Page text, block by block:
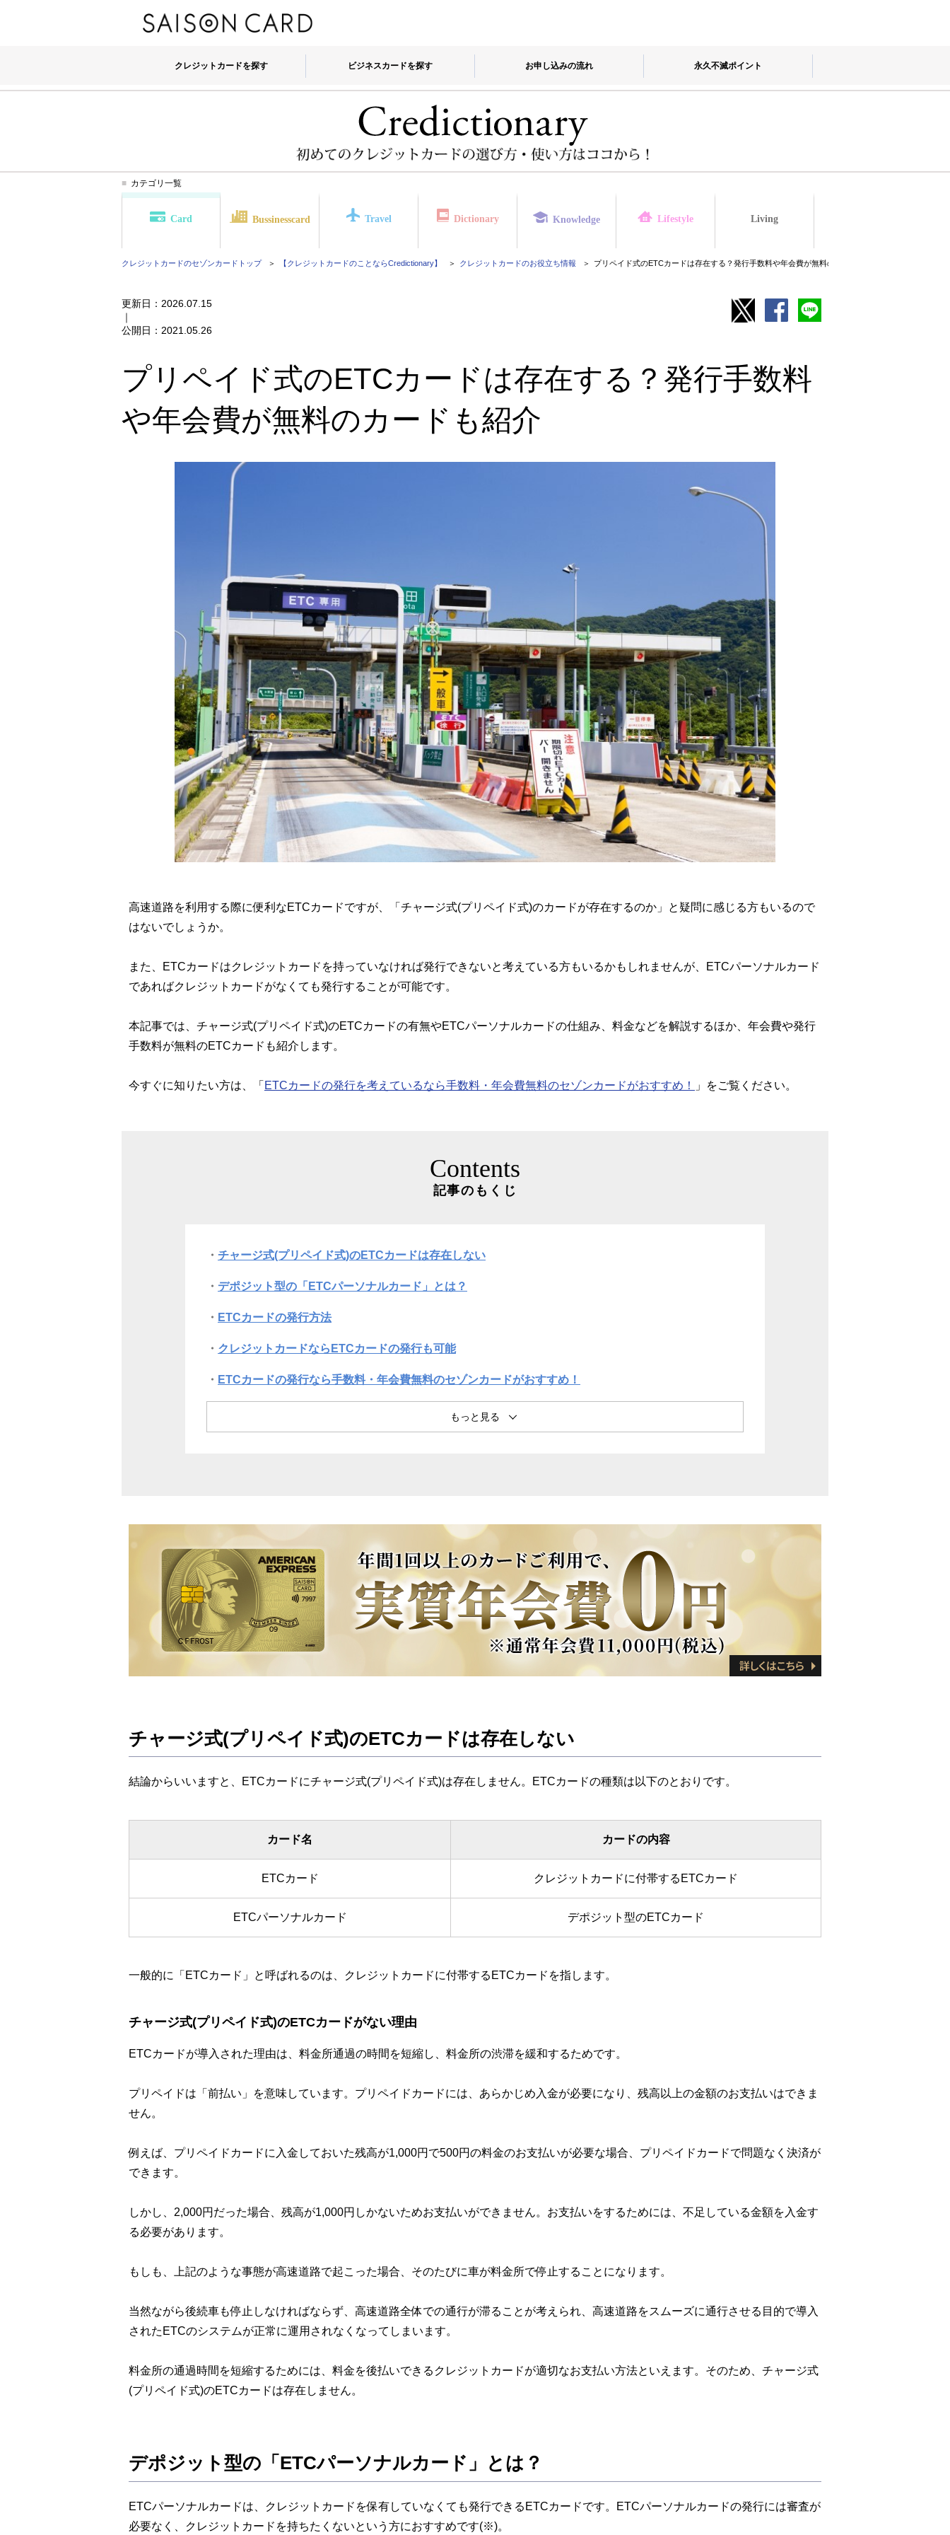
クレジットカードを探す ビジネスカードを探す お申し込みの流れ 永久不滅ポイント
カテゴリ一覧
Card Bussinesscard Travel Dictionary Knowledge Lifestyle Living
クレジットカードのセゾンカード トップ 【クレジットカードのことならCredictionary】 クレジットカードのお役立ち情報 プリペイド式のETCカードは存在する？発行手数料や年会費が無料のカードも紹介
更新日： 2026.07.15
｜
公開日： 2021.05.26
プリペイド式のETCカードは存在する？発行手数料
や年会費が無料のカードも紹介
高速道路を利用する際に便利なETCカードですが、「チャージ式(プリペイド式)のカードが存在するのか」と疑問に感じる方もいるので
はないでしょうか。
また、ETCカードはクレジットカードを持っていなければ発行できないと考えている方もいるかもしれませんが、ETCパーソナルカード
であればクレジットカードがなくても発行することが可能です。
本記事では、チャージ式(プリペイド式)のETCカードの有無やETCパーソナルカードの仕組み、料金などを解説するほか、年会費や発行
手数料が無料のETCカードも紹介します。
今すぐに知りたい方は、「 ETCカードの発行を考えているなら手数料・年会費無料のセゾンカードがおすすめ！ 」をご覧ください。
Contents
記事のもくじ
チャージ式(プリペイド式)のETCカードは存在しない
デポジット型の「ETCパーソナルカード」とは？
ETCカードの発行方法
クレジットカードならETCカードの発行も可能
ETCカードの発行なら手数料・年会費無料のセゾンカードがおすすめ！
チャージ式(プリペイド式)のETCカードは存在しない
結論からいいますと、ETCカードにチャージ式(プリペイド式)は存在しません。ETCカードの種類は以下のとおりです。
カード名 カードの内容
ETCカード クレジットカードに付帯するETCカード
ETCパーソナルカード デポジット型のETCカード
一般的に「ETCカード」と呼ばれるのは、クレジットカードに付帯するETCカードを指します。
チャージ式(プリペイド式)のETCカードがない理由
ETCカードが導入された理由は、料金所通過の時間を短縮し、料金所の渋滞を緩和するためです。
プリペイドは「前払い」を意味しています。プリペイドカードには、あらかじめ入金が必要になり、残高以上の金額のお支払いはできま
せん。
例えば、プリペイドカードに入金しておいた残高が1,000円で500円の料金のお支払いが必要な場合、プリペイドカードで問題なく決済が
できます。
しかし、2,000円だった場合、残高が1,000円しかないためお支払いができません。お支払いをするためには、不足している金額を入金す
る必要があります。
もしも、上記のような事態が高速道路で起こった場合、そのたびに車が料金所で停止することになります。
当然ながら後続車も停止しなければならず、高速道路全体での通行が滞ることが考えられ、高速道路をスムーズに通行させる目的で導入
されたETCのシステムが正常に運用されなくなってしまいます。
料金所の通過時間を短縮するためには、料金を後払いできるクレジットカードが適切なお支払い方法といえます。そのため、チャージ式
(プリペイド式)のETCカードは存在しません。
デポジット型の「ETCパーソナルカード」とは？
ETCパーソナルカードは、クレジットカードを保有していなくても発行できるETCカードです。ETCパーソナルカードの発行には審査が
必要なく、クレジットカードを持ちたくないという方におすすめです(※)。